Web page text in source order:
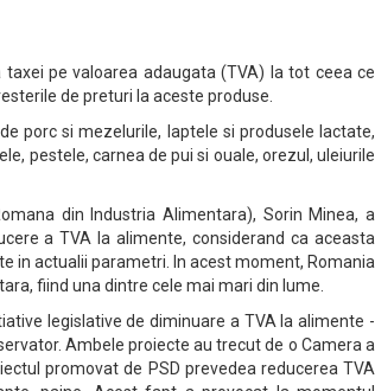
pe valoarea adaugata (TVA) la tot ceea ce
de preturi la aceste produse.
porc si mezelurile, laptele si produsele lactate,
pestele, carnea de pui si ouale, orezul, uleiurile
din Industria Alimentara), Sorin Minea, a
a TVA la alimente, considerand ca aceasta
in actualii parametri. In acest moment, Romania
fiind una dintre cele mai mari din lume.
legislative de diminuare a TVA la alimente -
Ambele proiecte au trecut de o Camera a
promovat de PSD prevedea reducerea TVA